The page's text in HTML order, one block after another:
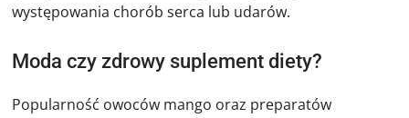
występowania chorób serca lub udarów.
Moda czy zdrowy suplement diety?
Popularność owoców mango oraz preparatów